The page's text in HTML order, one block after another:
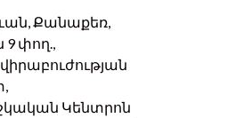
Քանաքեռ,
փող.,
Կենտրոն